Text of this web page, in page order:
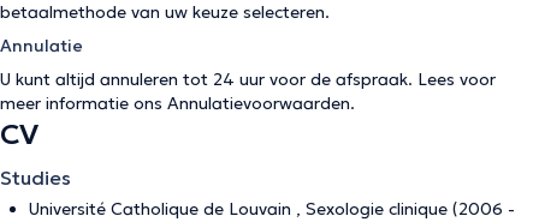
betaalmethode van uw keuze selecteren.
Annulatie
U kunt altijd annuleren tot 24 uur voor de afspraak. Lees voor
meer informatie ons Annulatievoorwaarden.
CV
Studies
Université Catholique de Louvain , Sexologie clinique (2006 -